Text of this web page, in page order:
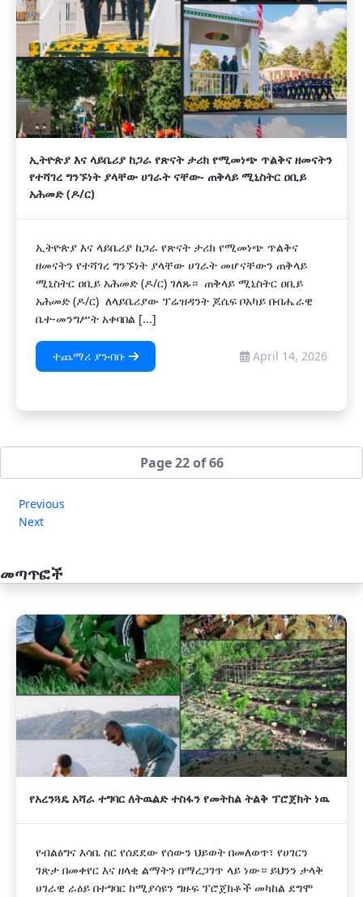
ኢትዮጵያ እና ላይቤሪያ ከጋራ የጽናት ታሪክ የሚመነጭ ጥልቅና ዘመናትን
የተሻገረ ግንኙነት ያላቸው ሀገራት ናቸው- ጠቅላይ ሚኒስትር ዐቢይ
አሕመድ (ዶ/ር)
ኢትዮጵያ እና ላይቤሪያ ከጋራ የጽናት ታሪክ የሚመነጭ ጥልቅና
ዘመናትን የተሻገረ ግንኙነት ያላቸው ሀገራት መሆናቸውን ጠቅላይ
ሚኒስትር ዐቢይ አሕመድ (ዶ/ር) ገለጹ። ጠቅላይ ሚኒስትር ዐቢይ
አሕመድ (ዶ/ር) ለላይቤሪያው ፕሬዝዳንት ጆሴፍ ቦአካይ በብሔራዊ
ቤተ-መንግሥት አቀባበል [...]
ተጨማሪ ያንብቡ April 14, 2026
Page 22 of 66
Previous
Next
መጣጥፎች
አዲስ
የአረንጓዴ አሻራ ተግባር ለትዉልድ ተስፋን የመትከል ትልቅ ፕሮጀክት ነዉ
የብልፅግና እሳቤ ስር የሰደደው የሰውን ህይወት በመለወጥ፣ የሀገርን
ገጽታ በመቀየር እና ዘላቂ ልማትን በማረጋገጥ ላይ ነው። ይህንን ታላቅ
ሀገራዊ ራዕይ በተግባር ከሚያሳዩን ግዙፍ ፕሮጀክቶች መካከል ደግሞ